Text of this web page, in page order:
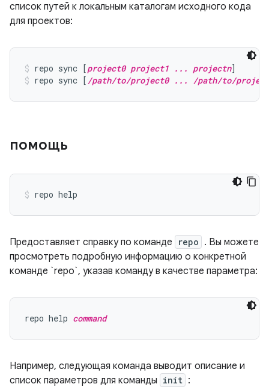
список путей к локальным каталогам исходного кода
для проектов:
repo sync [project0 project1 ... projectn]
repo sync [ /path/to/project0 ... /path/to/
помощь
Предоставляет справку по команде repo . Вы можете
просмотреть подробную информацию о конкретной
команде `repo`, указав команду в качестве параметра:
repo help command
Например, следующая команда выводит описание и
список параметров для команды init :